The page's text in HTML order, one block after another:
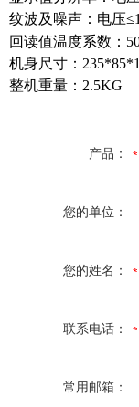
纹波及噪声：电压
回读值温度系数：
机身尺寸：
整机重量：2.5KG
产品：
您的单位：
您的姓名：
联系电话：
常用邮箱：